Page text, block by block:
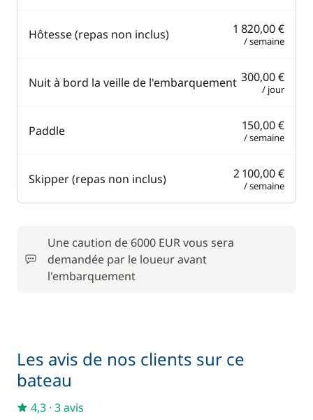
Hôtesse (repas non inclus) 1 820,00 €
/ semaine
Nuit à bord la veille de l'embarquement 300,00 €
/ jour
Paddle 150,00 €
/ semaine
Skipper (repas non inclus) 2 100,00 €
/ semaine
Une caution de 6000 EUR vous sera
demandée par le loueur avant
l'embarquement
Les avis de nos clients sur ce
bateau
4,3 · 3 avis